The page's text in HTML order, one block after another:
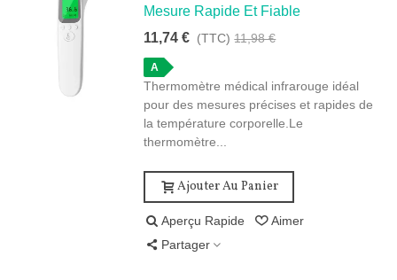
Mesure Rapide Et Fiable
11,74 € (TTC) 11,98 €
A
Thermomètre médical infrarouge idéal
pour des mesures précises et rapides de
la température corporelle.Le
thermomètre...
Ajouter Au Panier
Aperçu Rapide
Aimer
Partager